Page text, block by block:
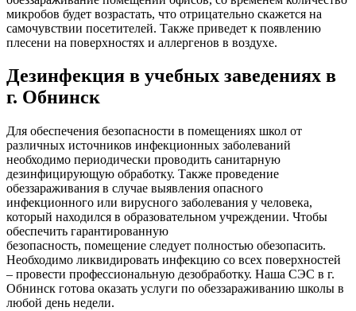
микробов будет возрастать, что отрицательно скажется на
самочувствии посетителей. Также приведет к появлению
плесени на поверхностях и аллергенов в воздухе.
Дезинфекция в учебных заведениях в
г. Обнинск
Для обеспечения безопасности в помещениях школ от
различных источников инфекционных заболеваний
необходимо периодически проводить санитарную
дезинфицирующую обработку. Также проведение
обеззараживания в случае выявления опасного
инфекционного или вирусного заболевания у человека,
который находился в образовательном учреждении. Чтобы
обеспечить гарантированную
безопасность, помещение следует полностью обезопасить.
Необходимо ликвидировать инфекцию со всех поверхностей
– провести профессиональную дезобработку. Наша СЭС в г.
Обнинск готова оказать услуги по обеззараживанию школы в
любой день недели.